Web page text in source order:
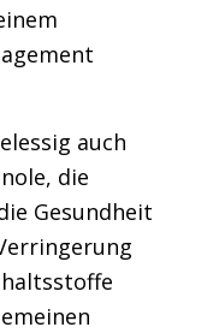
auch
die
Gesundheit